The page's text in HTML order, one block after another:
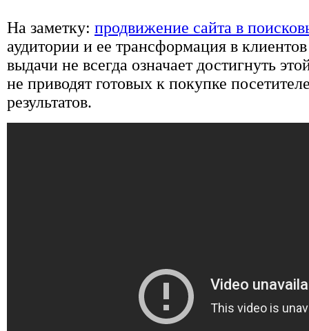
На заметку: продвижение сайта в
аудитории и ее трансформация в
выдачи не всегда означает достигнуть
не приводят готовых к покупке
результатов.